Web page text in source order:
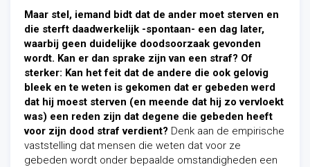
Maar stel, iemand bidt dat de ander moet sterven en
die sterft daadwerkelijk -spontaan- een dag later,
waarbij geen duidelijke doodsoorzaak gevonden
wordt. Kan er dan sprake zijn van een straf? Of
sterker: Kan het feit dat de andere die ook gelovig
bleek en te weten is gekomen dat er gebeden werd
dat hij moest sterven (en meende dat hij zo vervloekt
was) een reden zijn dat degene die gebeden heeft
voor zijn dood straf verdient? Denk aan de empirische
vaststelling dat mensen die weten dat voor ze
gebeden wordt onder bepaalde omstandigheden een